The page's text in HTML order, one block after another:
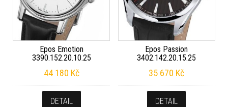
Epos Emotion
3390.152.20.10.25
44 180 Kč
DETAIL
Epos Passion
3402.142.20.15.25
35 670 Kč
DETAIL